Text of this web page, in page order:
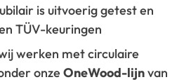
is uitvoerig getest en
TÜV-keuringen
werken met circulaire
onzeOneWood-lijnvan